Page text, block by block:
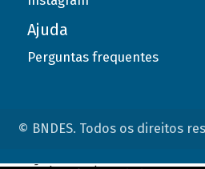
Ajuda
Perguntas frequentes
© BNDES. Todos os direitos